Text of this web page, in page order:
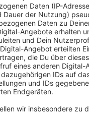
Der Kaufvertrag für
bei der Nutzung des
Umbau in jedem Fall
den Bauplänen hätten
sagt Oberbürgermeister
miteinbinden: Um Ideen
gerufen.Weitere Infos